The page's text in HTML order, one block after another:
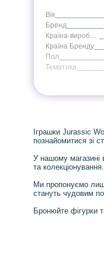
Вік
Бренд
Країна-виробник
Країна Бренду
Пол
Тематика
Іграшки Jurassic
познайомитися зі
У нашому магазині
та
Ми пропонуємо
стануть чудовим
Бронюйте фігурки